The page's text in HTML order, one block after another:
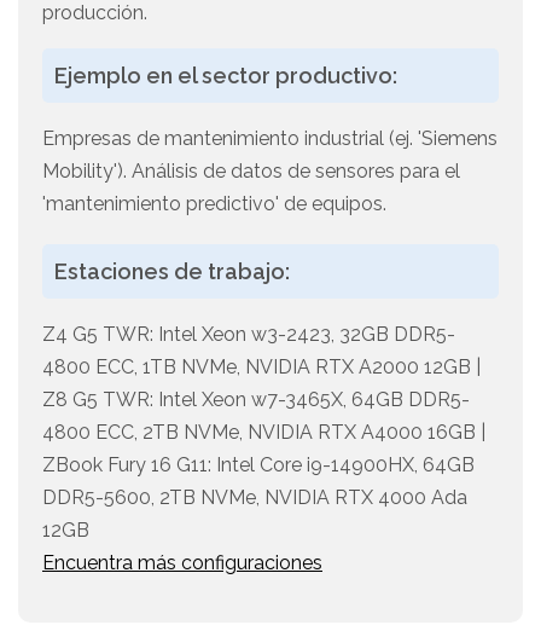
producción.
Ejemplo en el sector productivo:
Empresas de mantenimiento industrial (ej. 'Siemens
Mobility'). Análisis de datos de sensores para el
'mantenimiento predictivo' de equipos.
Estaciones de trabajo:
Z4 G5 TWR: Intel Xeon w3-2423, 32GB DDR5-
4800 ECC, 1TB NVMe, NVIDIA RTX A2000 12GB |
Z8 G5 TWR: Intel Xeon w7-3465X, 64GB DDR5-
4800 ECC, 2TB NVMe, NVIDIA RTX A4000 16GB |
ZBook Fury 16 G11: Intel Core i9-14900HX, 64GB
DDR5-5600, 2TB NVMe, NVIDIA RTX 4000 Ada
12GB
Encuentra más configuraciones